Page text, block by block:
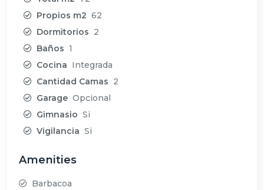
Propios m2 62
Dormitorios 2
Baños 1
Cocina Integrada
Cantidad Camas 2
Garage Opcional
Gimnasio Si
Vigilancia Si
Amenities
Barbacoa